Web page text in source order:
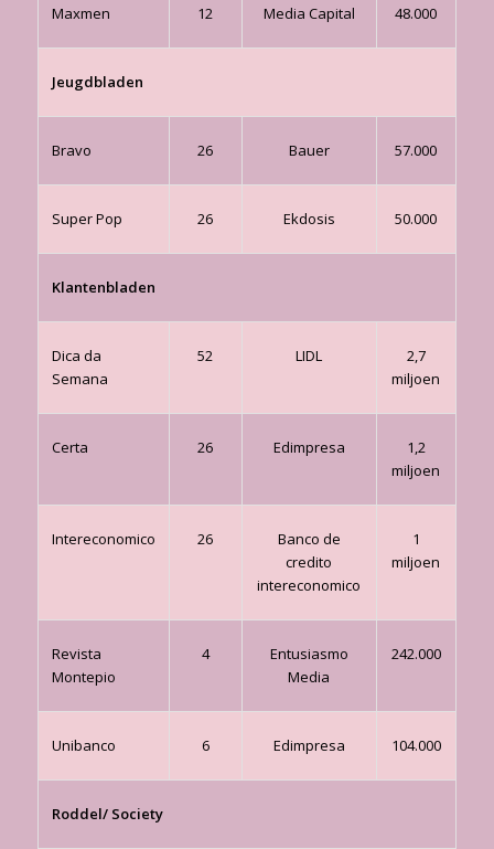
Maxmen 12 Media Capital 48.000
Jeugdbladen
Bravo 26 Bauer 57.000
Super Pop 26 Ekdosis 50.000
Klantenbladen
Dica da
Semana
52 LIDL
2,7
miljoen
Certa 26 Edimpresa
1,2
miljoen
Intereconomico 26
Banco de
credito
intereconomico
1
miljoen
Revista
Montepio
4
Entusiasmo
Media
242.000
Unibanco 6 Edimpresa 104.000
Roddel/ Society